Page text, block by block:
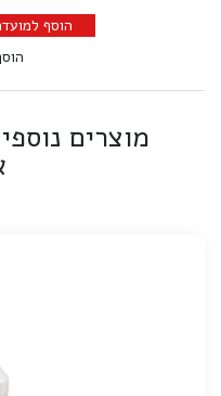
הוסף
מוצרים